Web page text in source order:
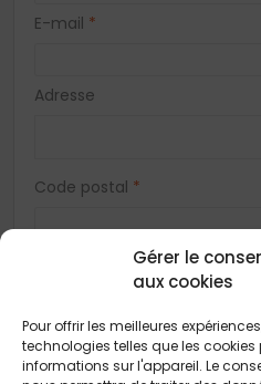
Gérer le
aux cookies
Pour offrir les meilleures
technologies telles que les
informations sur l'appareil. Le
E-mail *
Adresse
Code postal *
Vous acceptez de recevoir des
similaires de la part de